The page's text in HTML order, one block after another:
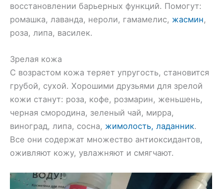
восстановлении барьерных функций. Помогут:
ромашка, лаванда, нероли, гамамелис, жасмин,
роза, липа, василек.
Зрелая кожа
С возрастом кожа теряет упругость, становится
грубой, сухой. Хорошими друзьями для зрелой
кожи станут: роза, кофе, розмарин, женьшень,
черная смородина, зеленый чай, мирра,
виноград, липа, сосна, жимолость, ладанник.
Все они содержат множество антиоксидантов,
оживляют кожу, увлажняют и смягчают.